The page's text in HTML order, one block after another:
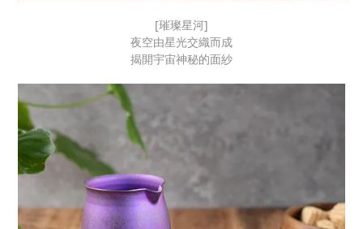
[璀璨星河]
夜空由星光交織而成
揭開宇宙神秘的面紗